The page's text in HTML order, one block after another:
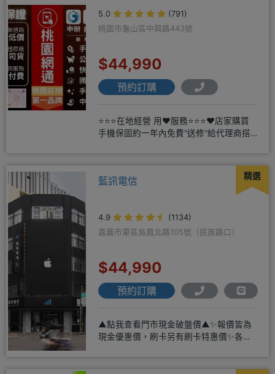
5.0
(791)
桃園市龜山區中興路443號
$44,990
預約訂購
⭐⭐⭐在地經營 用❤️服務⭐⭐⭐❤️店家購買
手機保固約一年內免費"送修"給代理商搭
精選
藍訊電信
4.9
(1134)
嘉義市東區吳鳳北路105號（民族路口）
$44,990
預約訂購
▲點我查看門市現金破盤價▲✨報價皆為
現金優惠價，刷卡另有刷卡特惠價✨各大